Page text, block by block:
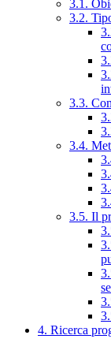
3.1.
3.2.
3.3.
3.4.
3.5. Il
4. Ricerca